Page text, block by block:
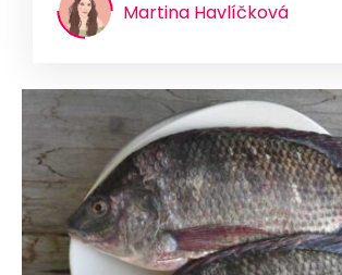
Martina Havlíčková